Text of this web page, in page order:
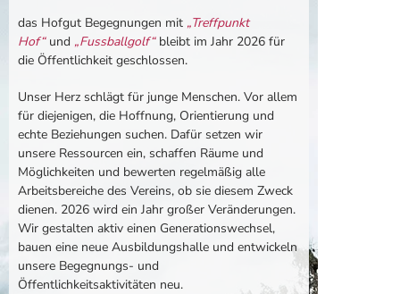
das Hofgut Begegnungen mit „Treffpunkt
Hof“und „Fussballgolf“bleibt im Jahr 2026 für
die Öffentlichkeit geschlossen.
Unser Herz schlägt für junge Menschen. Vor allem
für diejenigen, die Hoffnung, Orientierung und
echte Beziehungen suchen. Dafür setzen wir
unsere Ressourcen ein, schaffen Räume und
Möglichkeiten und bewerten regelmäßig alle
Arbeitsbereiche des Vereins, ob sie diesem Zweck
dienen. 2026 wird ein Jahr großer Veränderungen.
Wir gestalten aktiv einen Generationswechsel,
bauen eine neue Ausbildungshalle und entwickeln
unsere Begegnungs- und
Öffentlichkeitsaktivitäten neu.